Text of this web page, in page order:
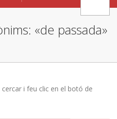
«de passada»
i feu clic en el botó de